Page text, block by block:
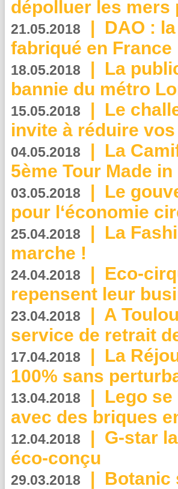
dépolluer les
21.05.2018 | DAO :
fabriqué en France
18.05.2018 | La
bannie du métro
15.05.2018 | Le
invite à réduire
04.05.2018 | La
5ème Tour Made
03.05.2018 | Le
pour l‘économie
25.04.2018 | La
marche !
24.04.2018 | Eco-
repensent leur
23.04.2018 | A
service de retrait
17.04.2018 | La
100% sans
13.04.2018 | Lego
avec des briques
12.04.2018 | G-star
éco-conçu
29.03.2018 | Botanic